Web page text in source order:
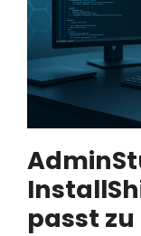
passt